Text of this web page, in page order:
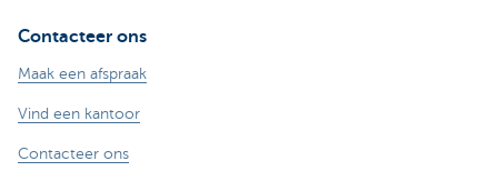
Contacteer ons
Maak een afspraak
Vind een kantoor
Contacteer ons